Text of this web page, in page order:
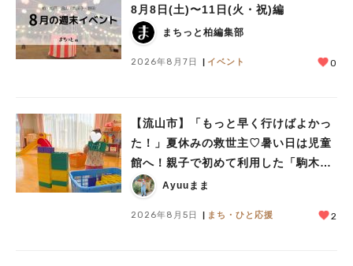
8月8日(土)〜11日(火・祝)編
まちっと柏編集部
2026年8月7日 イベント 0
【流山市】「もっと早く行けばよかっ
た！」夏休みの救世主♡暑い日は児童
館へ！親子で初めて利用した「駒木台
児童館」レポート
Ayuuまま
2026年8月5日 まち・ひと応援 2